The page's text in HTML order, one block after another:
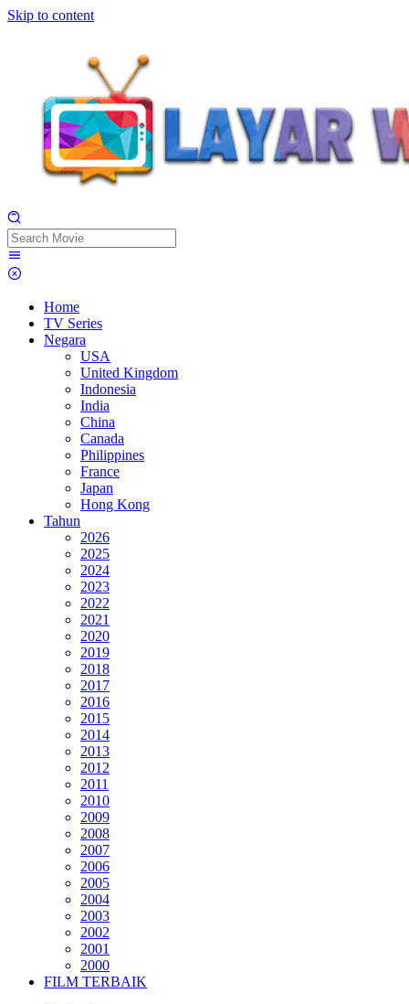
Skip to content
Home
TV Series
Negara
USA
United Kingdom
Indonesia
India
China
Canada
Philippines
France
Japan
Hong Kong
Tahun
2026
2025
2024
2023
2022
2021
2020
2019
2018
2017
2016
2015
2014
2013
2012
2011
2010
2009
2008
2007
2006
2005
2004
2003
2002
2001
2000
FILM TERBAIK